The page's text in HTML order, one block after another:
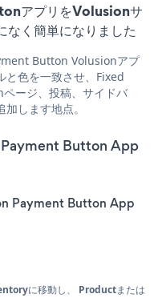
アプリをVolusionサ
なく簡単になりました
Button Volusionアプ
と色を一致させ、Fixed
ージ、投稿、サイドバ
します地点。
Payment Button App
Payment Button App
に移動し、 Productまたは